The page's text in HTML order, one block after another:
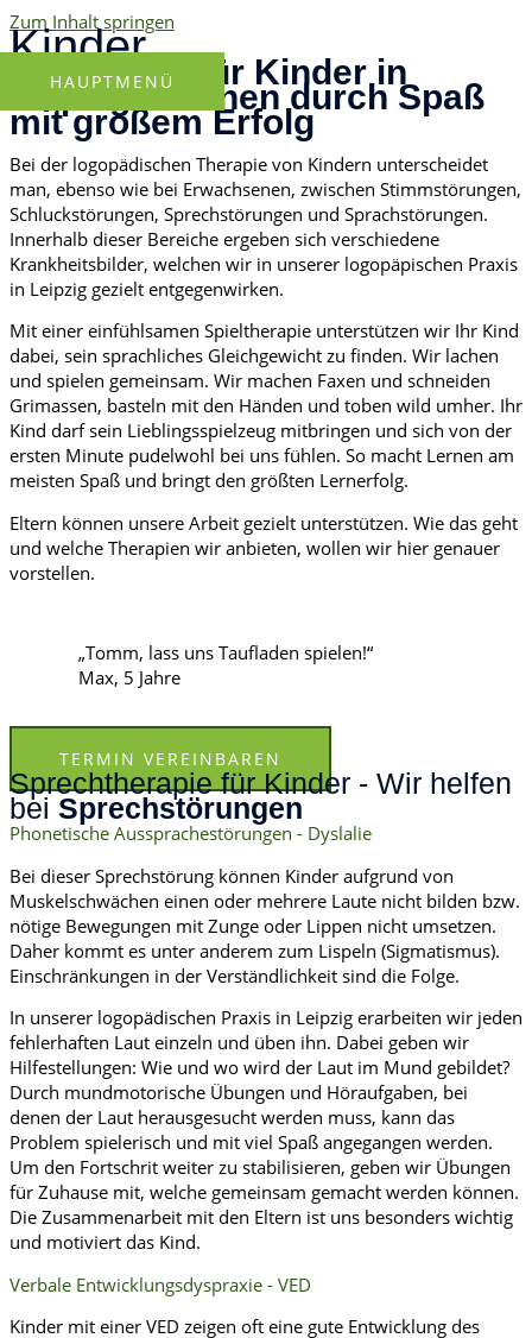
Zum Inhalt springen
HAUPTMENÜ
Kinder
Logopädie für Kinder in
Leipzig - Lernen durch Spaß
mit großem Erfolg
Bei der logopädischen Therapie von Kindern unterscheidet
man, ebenso wie bei Erwachsenen, zwischen Stimmstörungen,
Schluckstörungen, Sprechstörungen und Sprachstörungen.
Innerhalb dieser Bereiche ergeben sich verschiedene
Krankheitsbilder, welchen wir in unserer logopäpischen Praxis
in Leipzig gezielt entgegenwirken.
Mit einer einfühlsamen Spieltherapie unterstützen wir Ihr Kind
dabei, sein sprachliches Gleichgewicht zu finden. Wir lachen
und spielen gemeinsam. Wir machen Faxen und schneiden
Grimassen, basteln mit den Händen und toben wild umher. Ihr
Kind darf sein Lieblingsspielzeug mitbringen und sich von der
ersten Minute pudelwohl bei uns fühlen. So macht Lernen am
meisten Spaß und bringt den größten Lernerfolg.
Eltern können unsere Arbeit gezielt unterstützen. Wie das geht
und welche Therapien wir anbieten, wollen wir hier genauer
vorstellen.
„Tomm, lass uns Taufladen spielen!“
Max, 5 Jahre
TERMIN VEREINBAREN
Sprechtherapie für Kinder - Wir helfen
bei Sprechstörungen
Phonetische Aussprachestörungen - Dyslalie​
Bei dieser Sprechstörung können Kinder aufgrund von
Muskelschwächen einen oder mehrere Laute nicht bilden bzw.
nötige Bewegungen mit Zunge oder Lippen nicht umsetzen.
Daher kommt es unter anderem zum Lispeln (Sigmatismus).
Einschränkungen in der Verständlichkeit sind die Folge.
In unserer logopädischen Praxis in Leipzig erarbeiten wir jeden
fehlerhaften Laut einzeln und üben ihn. Dabei geben wir
Hilfestellungen: Wie und wo wird der Laut im Mund gebildet?
Durch mundmotorische Übungen und Höraufgaben, bei
denen der Laut herausgesucht werden muss, kann das
Problem spielerisch und mit viel Spaß angegangen werden.
Um den Fortschrit weiter zu stabilisieren, geben wir Übungen
für Zuhause mit, welche gemeinsam gemacht werden können.
Die Zusammenarbeit mit den Eltern ist uns besonders wichtig
und motiviert das Kind.
Verbale Entwicklungsdyspraxie - VED​
Kinder mit einer VED zeigen oft eine gute Entwicklung des